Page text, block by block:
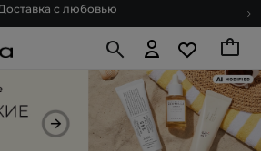
Подарочные карты
Спроси косметолога
Доставка с любовью